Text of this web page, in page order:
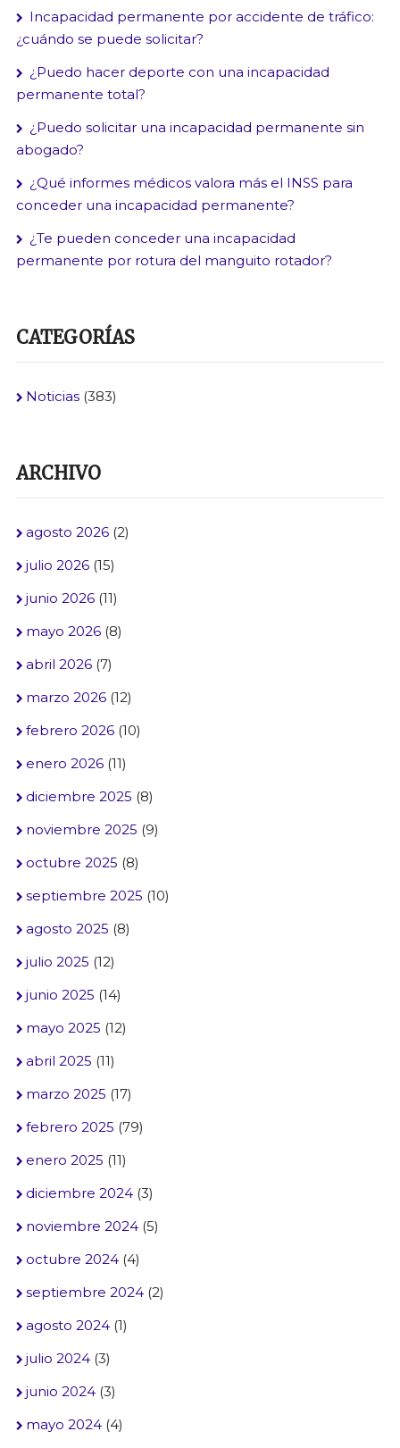
Incapacidad permanente por accidente de tráfico:
¿cuándo se puede solicitar?
¿Puedo hacer deporte con una incapacidad
permanente total?
¿Puedo solicitar una incapacidad permanente sin
abogado?
¿Qué informes médicos valora más el INSS para
conceder una incapacidad permanente?
¿Te pueden conceder una incapacidad
permanente por rotura del manguito rotador?
CATEGORÍAS
Noticias(383)
ARCHIVO
agosto 2026(2)
julio 2026(15)
junio 2026(11)
mayo 2026(8)
abril 2026(7)
marzo 2026(12)
febrero 2026(10)
enero 2026(11)
diciembre 2025 (8)
noviembre 2025 (9)
octubre 2025 (8)
septiembre 2025 (10)
agosto 2025 (8)
julio 2025 (12)
junio 2025 (14)
mayo 2025 (12)
abril 2025 (11)
marzo 2025 (17)
febrero 2025 (79)
enero 2025 (11)
diciembre 2024(3)
noviembre 2024(5)
octubre 2024(4)
septiembre 2024(2)
agosto 2024(1)
julio 2024(3)
junio 2024(3)
mayo 2024(4)